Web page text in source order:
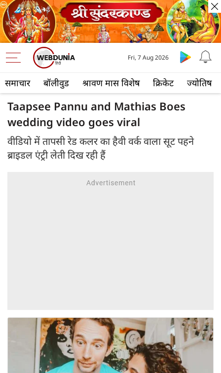
समाचार बॉलीवुड श्रावण मास विशेष क्रिकेट ज्योतिष
Fri, 7 Aug 2026
Taapsee Pannu and Mathias Boes
wedding video goes viral
वीडियो में तापसी रेड कलर का हैवी वर्क वाला सूट पहने
ब्राइडल एंट्री लेती दिख रही हैं